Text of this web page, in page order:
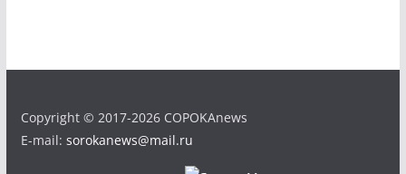
Copyright © 2017-2026 COPOKAnews
E-mail: sorokanews@mail.ru